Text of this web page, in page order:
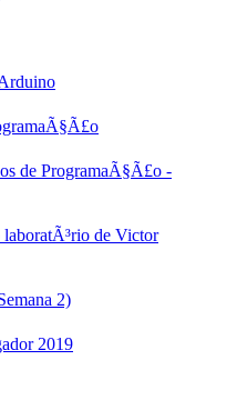
de ProgramaÃ§Ã£o -
de Victor
2)
2019